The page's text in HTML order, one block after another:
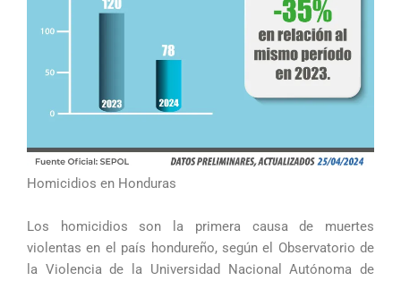
Homicidios en Honduras
Los homicidios son la primera causa de muertes
violentas en el país hondureño, según el Observatorio de
la Violencia de la Universidad Nacional Autónoma de